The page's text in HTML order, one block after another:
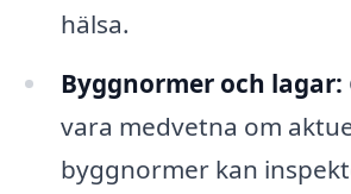
hälsa.
Byggnormer och lagar:
vara medvetna om
byggnormer kan